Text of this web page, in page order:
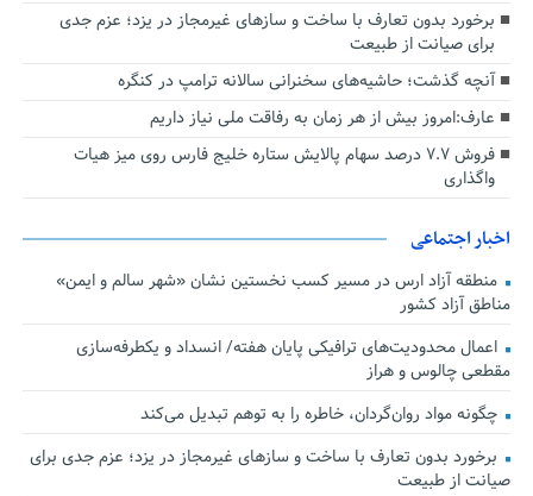
برخورد بدون تعارف با ساخت‌ و سازهای غیرمجاز در یزد؛ عزم جدی
برای صیانت از طبیعت
آنچه گذشت؛ حاشیه‌های سخنرانی سالانه ترامپ در کنگره
عارف:امروز بیش از هر زمان به رفاقت ملی نیاز داریم
فروش ۷.۷ درصد سهام پالایش ستاره خلیج فارس روی میز هیات
واگذاری
اخبار اجتماعی
منطقه آزاد ارس در مسیر کسب نخستین نشان «شهر سالم و ایمن»
مناطق آزاد کشور
اعمال محدودیت‌های ترافیکی پایان هفته/ انسداد و یکطرفه‌سازی
مقطعی چالوس و هراز
چگونه مواد روان‌گردان، خاطره را به توهم تبدیل می‌کند
برخورد بدون تعارف با ساخت‌ و سازهای غیرمجاز در یزد؛ عزم جدی برای
صیانت از طبیعت